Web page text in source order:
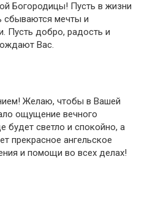
Богородицы! Пусть в жизни
сбываются мечты и
Пусть добро, радость и
Вас.
Желаю, чтобы в Вашей
ощущение вечного
будет светло и спокойно, а
прекрасное ангельское
и помощи во всех делах!